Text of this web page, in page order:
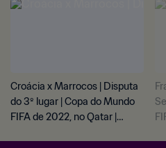
Croácia x Marrocos | Disputa
do 3º lugar | Copa do Mundo
FIFA de 2022, no Qatar |